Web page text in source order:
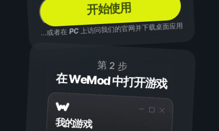
开始使用
...或者在PC上访问我们的官网并下载桌面应用
第 2 步
在 WeMod 中打开游戏
我的游戏